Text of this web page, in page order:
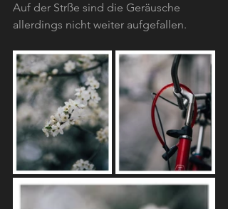
Auf der Strße sind die Geräusche
allerdings nicht weiter aufgefallen.